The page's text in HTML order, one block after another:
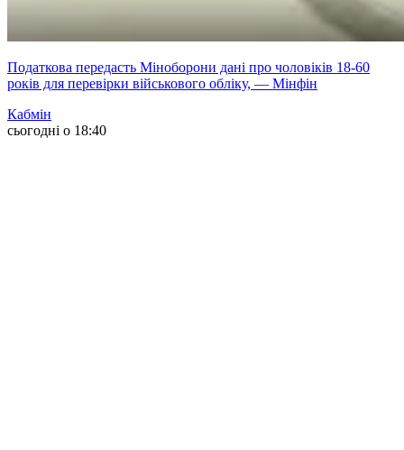
Податкова передасть Міноборони дані про чоловіків 18-60
років для перевірки військового обліку, — Мінфін
Кабмін
сьогодні о 18:40